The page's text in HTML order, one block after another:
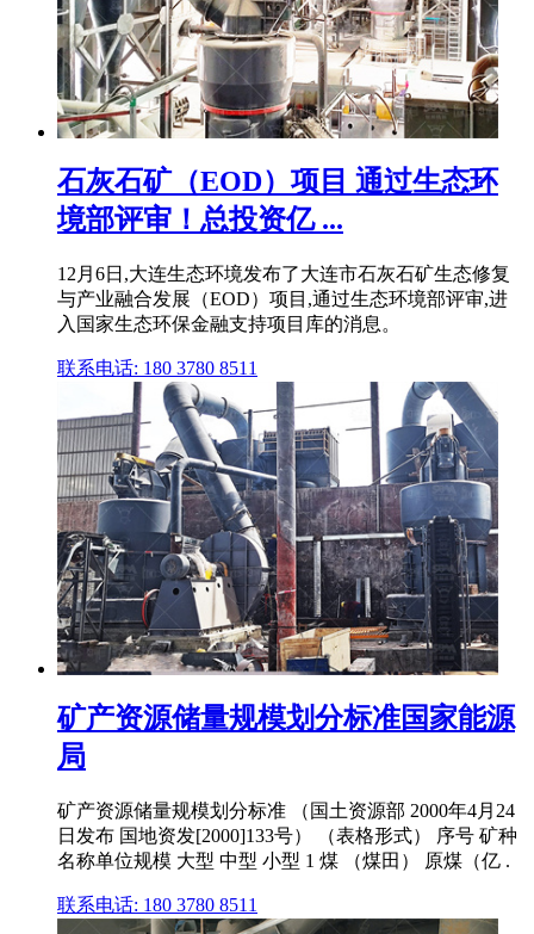
石灰石矿（EOD）项目 通过生态环
境部评审！总投资亿 ...
12月6日,大连生态环境发布了大连市石灰石矿生态修复
与产业融合发展（EOD）项目,通过生态环境部评审,进
入国家生态环保金融支持项目库的消息。
联系电话: 180 3780 8511
矿产资源储量规模划分标准国家能源
局
矿产资源储量规模划分标准 （国土资源部 2000年4月24
日发布 国地资发[2000]133号） （表格形式） 序号 矿种
名称单位规模 大型 中型 小型 1 煤 （煤田） 原煤（亿 .
联系电话: 180 3780 8511